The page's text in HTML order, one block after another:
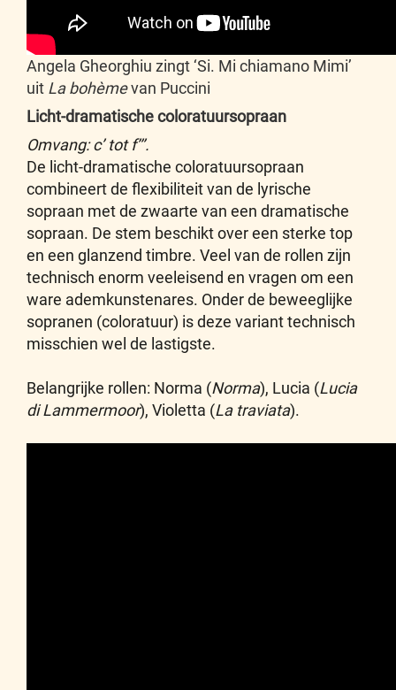
Angela Gheorghiu zingt ‘Si. Mi chiamano Mimi’
uit La bohèmevan Puccini
Licht-dramatische coloratuursopraan
Omvang: c’ tot f’’’.
De licht-dramatische coloratuursopraan
combineert de flexibiliteit van de lyrische
sopraan met de zwaarte van een dramatische
sopraan. De stem beschikt over een sterke top
en een glanzend timbre. Veel van de rollen zijn
technisch enorm veeleisend en vragen om een
ware ademkunstenares. Onder de beweeglijke
sopranen (coloratuur) is deze variant technisch
misschien wel de lastigste.
Belangrijke rollen: Norma (Norma), Lucia (Lucia
di Lammermoor), Violetta (La traviata).